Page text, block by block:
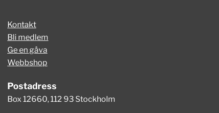
Kontakt
Bli medlem
Ge en gåva
Webbshop
Postadress
Box 12660, 112 93 Stockholm